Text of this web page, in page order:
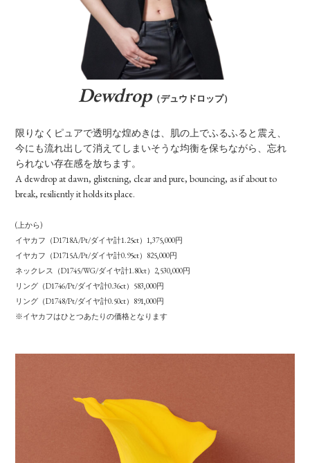
Dewdrop（デュウドロップ）
限りなくピュアで透明な煌めきは、肌の上でふるふると震え、
今にも流れ出して消えてしまいそうな均衡を保ちながら、忘れ
られない存在感を放ちます。
A dewdrop at dawn, glistening, clear and pure, bouncing, as if about to
break, resiliently it holds its place.
(上から)
イヤカフ（D1718A/Pt/ダイヤ計1.25ct）1,375,000円
イヤカフ（D1715A/Pt/ダイヤ計0.95ct）825,000円
ネックレス（D1745/WG/ダイヤ計1.80ct）2,530,000円
リング（D1746/Pt/ダイヤ計0.36ct）583,000円
リング（D1748/Pt/ダイヤ計0.50ct）891,000円
※イヤカフはひとつあたりの価格となります